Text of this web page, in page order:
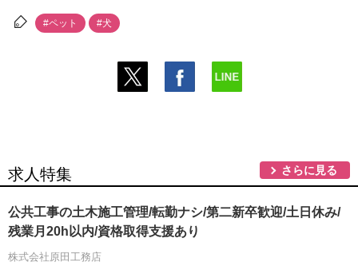
#ペット #犬
求人特集 さらに見る
公共工事の土木施工管理/転勤ナシ/第二新卒歓迎/土日休み/
残業月20h以内/資格取得支援あり
株式会社原田工務店